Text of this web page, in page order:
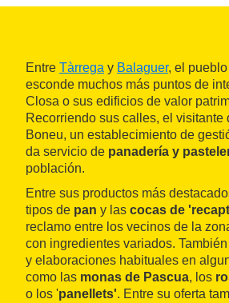
Entre Tàrrega y Balaguer, el
esconde muchos más puntos de
Closa o sus edificios de valor
Recorriendo sus calles, el visitante
Boneu, un establecimiento de
da servicio de panadería y
población.
Entre sus productos más
tipos de pan y las cocas de
reclamo entre los vecinos de la
con ingredientes variados.
y elaboraciones habituales en
como las monas de Pascua, los
o los 'panellets'. Entre su oferta